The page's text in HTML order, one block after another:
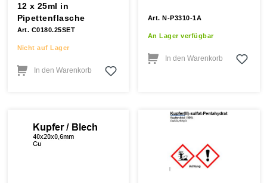
12 x 25ml in
Pipettenflasche
Art. C0180.25SET
Nicht auf Lager
In den Warenkorb
Art. N-P3310-1A
An Lager verfügbar
In den Warenkorb